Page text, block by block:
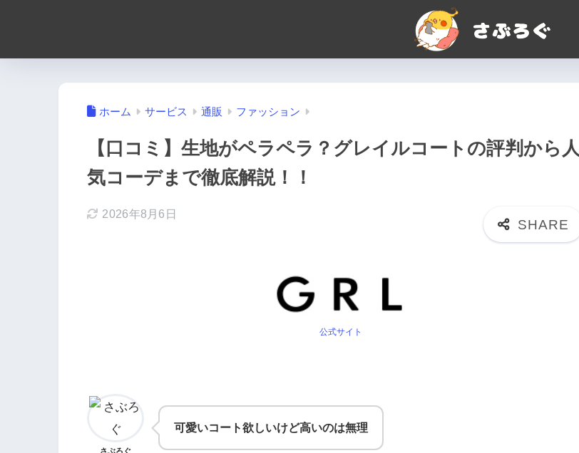
ホーム サービス 通販 ファッション
【口コミ】生地がペラペラ？グレイルコートの評判から人
気コーデまで徹底解説！！
2026年8月6日
公式サイト
さぶろぐ
可愛いコート欲しいけど高いのは無理